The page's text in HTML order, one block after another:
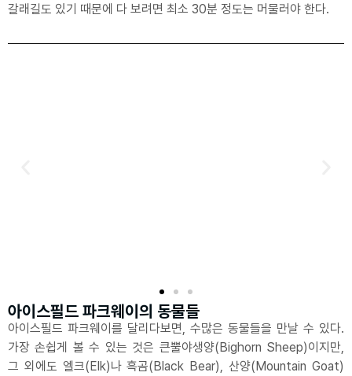
갈래길도 있기 때문에 다 보려면 최소 30분 정도는 머물러야 한다.
아이스필드 파크웨이의 동물들
아이스필드 파크웨이를 달리다보면, 수많은 동물들을 만날 수 있다.
가장 손쉽게 볼 수 있는 것은 큰뿔야생양(Bighorn Sheep)이지만,
그 외에도 엘크(Elk)나 흑곰(Black Bear), 산양(Mountain Goat)